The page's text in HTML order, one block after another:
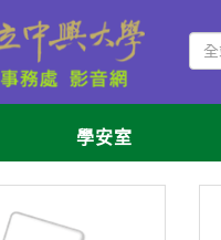
學安室